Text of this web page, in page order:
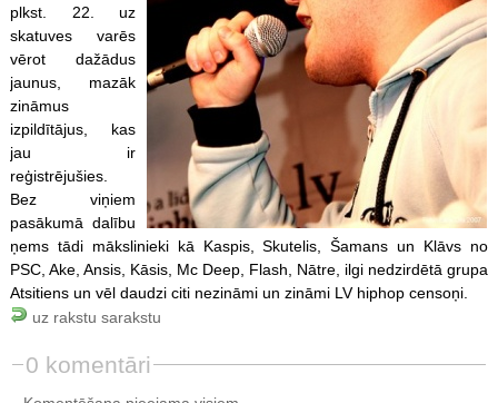
plkst. 22. uz
skatuves varēs
vērot dažādus
jaunus, mazāk
zināmus
izpildītājus, kas
jau ir
reģistrējušies.
Bez viņiem
pasākumā dalību
ņems tādi mākslinieki kā Kaspis, Skutelis, Šamans un Klāvs no
PSC, Ake, Ansis, Kāsis, Mc Deep, Flash, Nātre, ilgi nedzirdētā grupa
Atsitiens un vēl daudzi citi nezināmi un zināmi LV hiphop censoņi.
uz rakstu sarakstu
0 komentāri